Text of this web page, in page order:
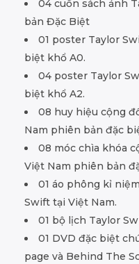
04 cuốn sách ảnh
bản Đặc Biệt
01 poster Taylor
biệt khổ A0.
04 poster Taylor
biệt khổ A2.
08 huy hiệu cộng
Nam phiên bản đặc
08 móc chìa khóa
Việt Nam phiên bản
01 áo phông kỉ
Swift tại Việt Nam.
01 bộ lịch Taylor
01 DVD đặc biệt
page và Behind The